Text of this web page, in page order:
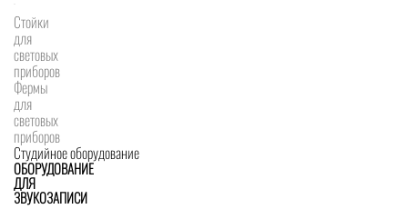
Стойки
для
световых
приборов
Фермы
для
световых
приборов
Студийное оборудование
ОБОРУДОВАНИЕ
ДЛЯ
ЗВУКОЗАПИСИ